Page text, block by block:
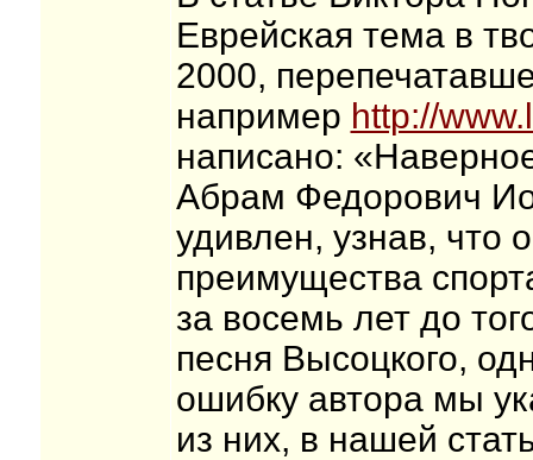
Еврейская тема в
2000,
например http://
написано:
Абрам Федорович
удивлен, узнав, что
преимущества
за восемь лет до
песня Высоцкого,
ошибку автора мы
из них, в нашей